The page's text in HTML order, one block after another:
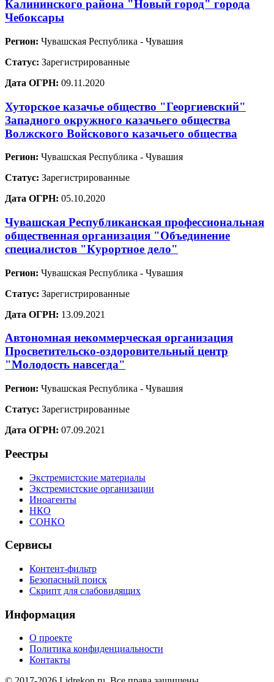
Калининского района "Новый город" города
Чебоксары
Регион: Чувашская Республика - Чувашия
Статус: Зарегистрированные
Дата ОГРН: 09.11.2020
Хуторское казачье общество "Георгиевский"
Западного окружного казачьего общества
Волжского Войскового казачьего общества
Регион: Чувашская Республика - Чувашия
Статус: Зарегистрированные
Дата ОГРН: 05.10.2020
Чувашская Республиканская профессиональная
общественная организация "Объединение
специалистов "Курортное дело"
Регион: Чувашская Республика - Чувашия
Статус: Зарегистрированные
Дата ОГРН: 13.09.2021
Автономная некоммерческая организация
Просветительско-оздоровительный центр
"Молодость навсегда"
Регион: Чувашская Республика - Чувашия
Статус: Зарегистрированные
Дата ОГРН: 07.09.2021
Реестры
Экстремистские материалы
Экстремистские организации
Иноагенты
НКО
СОНКО
Сервисы
Контент-фильтр
Безопасный поиск
Скрипт для слабовидящих
Информация
О проекте
Политика конфиденциальности
Контакты